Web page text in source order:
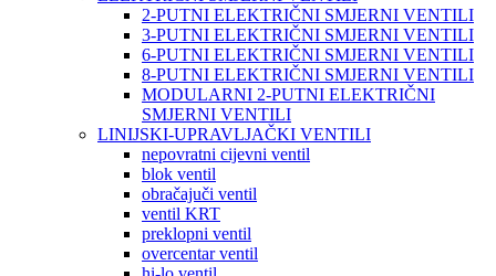
2-PUTNI ELEKTRIČNI SMJERNI VENTILI
3-PUTNI ELEKTRIČNI SMJERNI VENTILI
6-PUTNI ELEKTRIČNI SMJERNI VENTILI
8-PUTNI ELEKTRIČNI SMJERNI VENTILI
MODULARNI 2-PUTNI ELEKTRIČNI
SMJERNI VENTILI
LINIJSKI-UPRAVLJAČKI VENTILI
nepovratni cijevni ventil
blok ventil
obračajuči ventil
ventil KRT
preklopni ventil
overcentar ventil